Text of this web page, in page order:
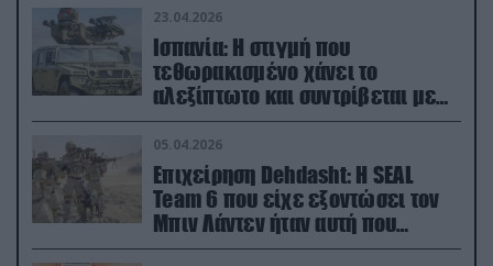
23.04.2026
Ισπανία: Η στιγμή που
τεθωρακισμένο χάνει το
αλεξίπτωτο και συντρίβεται με
ορμή στο έδαφος (βίντεο)
05.04.2026
Επιχείρηση Dehdasht: Η SEAL
Team 6 που είχε εξοντώσει τον
Μπιν Λάντεν ήταν αυτή που
διέσωσε τον πιλότο του F-15